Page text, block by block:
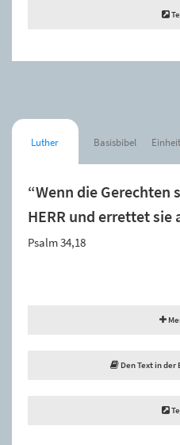
Luther Basisbibel
“Wenn die Gerechten
HERR und errettet sie
Psalm 34,18
Den Text in